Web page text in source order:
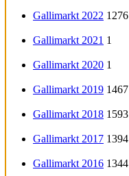
Gallimarkt 2022 1276
Gallimarkt 2021 1
Gallimarkt 2020 1
Gallimarkt 2019 1467
Gallimarkt 2018 1593
Gallimarkt 2017 1394
Gallimarkt 2016 1344